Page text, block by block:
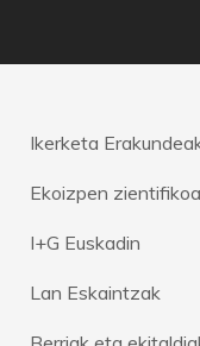
Ikerketa
Ekoizpen zientifikoa
I+G Euskadin
Lan Eskaintzak